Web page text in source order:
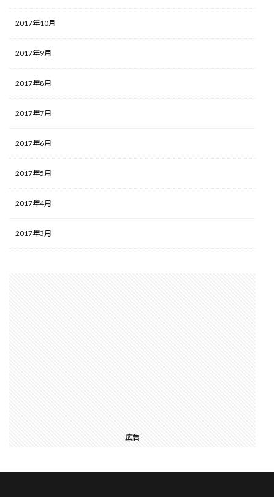
2017年10月
2017年9月
2017年8月
2017年7月
2017年6月
2017年5月
2017年4月
2017年3月
広告